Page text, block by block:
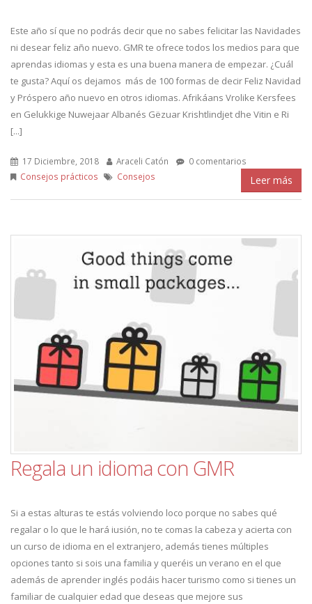
Este año sí que no podrás decir que no sabes felicitar las Navidades
ni desear feliz año nuevo. GMR te ofrece todos los medios para que
aprendas idiomas y esta es una buena manera de empezar. ¿Cuál
te gusta? Aquí os dejamos más de 100 formas de decir Feliz Navidad
y Próspero año nuevo en otros idiomas. Afrikáans Vrolike Kersfees
en Gelukkige Nuwejaar Albanés Gëzuar Krishtlindjet dhe Vitin e Ri
[...]
17 Diciembre, 2018 Araceli Catón
0 comentarios
Consejos prácticos
Consejos Leer más
Regala un idioma con GMR
Si a estas alturas te estás volviendo loco porque no sabes qué
regalar o lo que le hará iusión, no te comas la cabeza y acierta con
un curso de idioma en el extranjero, además tienes múltiples
opciones tanto si sois una familia y queréis un verano en el que
además de aprender inglés podáis hacer turismo como si tienes un
familiar de cualquier edad que deseas que mejore sus